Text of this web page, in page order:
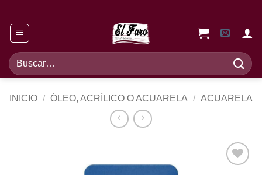
contenido
Buscar
por:
INICIO / ÓLEO, ACRÍLICO O ACUARELA / ACUARELA